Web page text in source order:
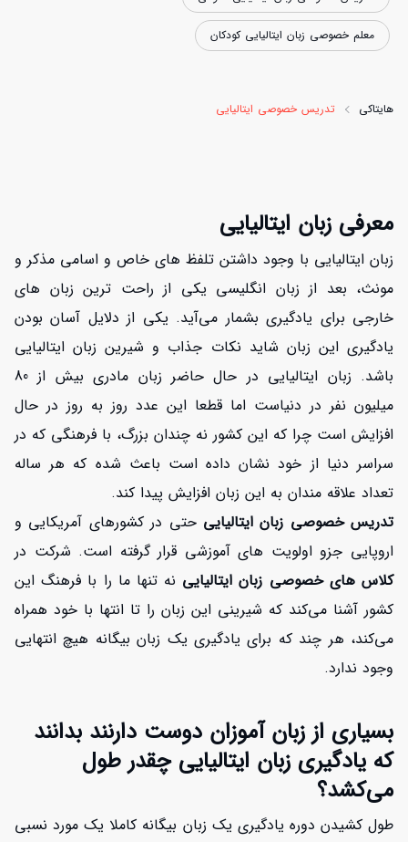
معلم خصوصی زبان ایتالیایی کودکان
هایتاکی تدریس خصوصی ایتالیایی
معرفی زبان ایتالیایی
زبان ایتالیایی با وجود داشتن تلفظ های خاص و اسامی مذکر و
مونث، بعد از زبان انگلیسی یکی از راحت ترین زبان های
خارجی برای یادگیری بشمار می‌آید. یکی از دلایل آسان بودن
یادگیری این زبان شاید نکات جذاب و شیرین زبان ایتالیایی
باشد. زبان ایتالیایی در حال حاضر زبان مادری بیش از 80
میلیون نفر در دنیاست اما قطعا این عدد روز به روز در حال
افزایش است چرا که این کشور نه چندان بزرگ، با فرهنگی که در
سراسر دنیا از خود نشان داده است باعث شده که هر ساله
تعداد علاقه مندان به این زبان افزایش پیدا کند.
تدریس خصوصی زبان ایتالیایی حتی در کشورهای آمریکایی و
اروپایی جزو اولویت های آموزشی قرار گرفته است. شرکت در
کلاس های خصوصی زبان ایتالیایی نه تنها ما را با فرهنگ این
کشور آشنا می‌کند که شیرینی این زبان را تا انتها با خود همراه
می‌کند، هر چند که برای یادگیری یک زبان بیگانه هیچ انتهایی
وجود ندارد.
بسیاری از زبان آموزان دوست دارنند بدانند
که یادگیری زبان ایتالیایی چقدر طول
می‌کشد؟
طول کشیدن دوره یادگیری یک زبان بیگانه کاملا یک مورد نسبی